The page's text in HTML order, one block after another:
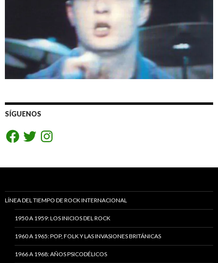
SÍGUENOS
FacebookTwitterInstagram
LÍNEA DEL TIEMPO DE ROCK INTERNACIONAL
1950 A 1959: LOS INICIOS DEL ROCK
1960 A 1965: POP, FOLK Y LAS INVASIONES BRITÁNICAS
1966 A 1968: AÑOS PSICODÉLICOS